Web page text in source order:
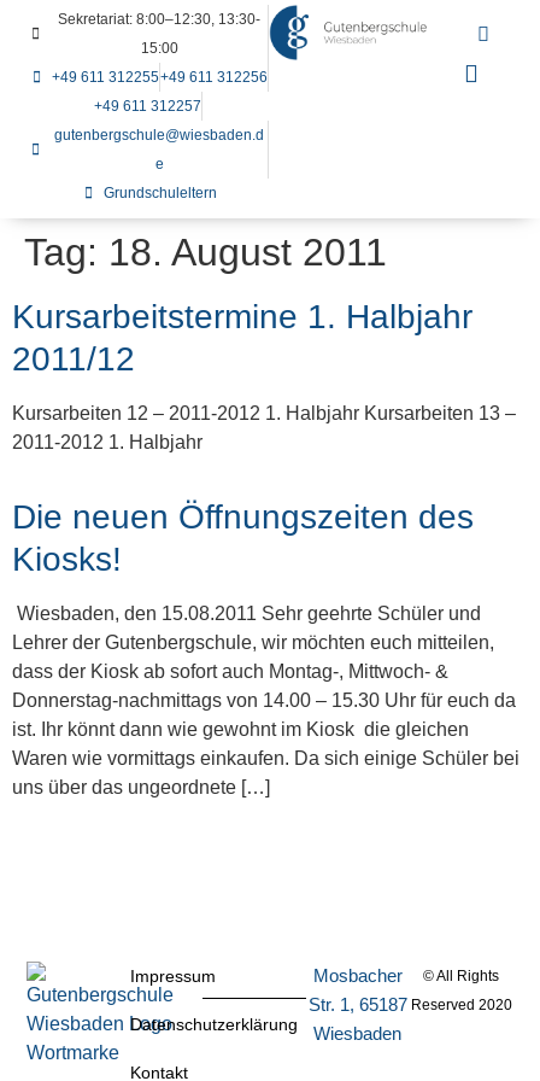
Sekretariat: 8:00–12:30, 13:30-
15:00
+49 611 312255+49 611 312256
+49 611 312257
gutenbergschule@wiesbaden.d
e
Grundschuleltern
Tag: 18. August 2011
Kursarbeitstermine 1. Halbjahr
2011/12
Kursarbeiten 12 – 2011-2012 1. Halbjahr Kursarbeiten 13 –
2011-2012 1. Halbjahr
Die neuen Öffnungszeiten des
Kiosks!
Wiesbaden, den 15.08.2011 Sehr geehrte Schüler und
Lehrer der Gutenbergschule, wir möchten euch mitteilen,
dass der Kiosk ab sofort auch Montag-, Mittwoch- &
Donnerstag-nachmittags von 14.00 – 15.30 Uhr für euch da
ist. Ihr könnt dann wie gewohnt im Kiosk die gleichen
Waren wie vormittags einkaufen. Da sich einige Schüler bei
uns über das ungeordnete […]
Impressum
Datenschutzerklärung
Kontakt
Mosbacher
Str. 1, 65187
Wiesbaden
© All Rights
Reserved 2020